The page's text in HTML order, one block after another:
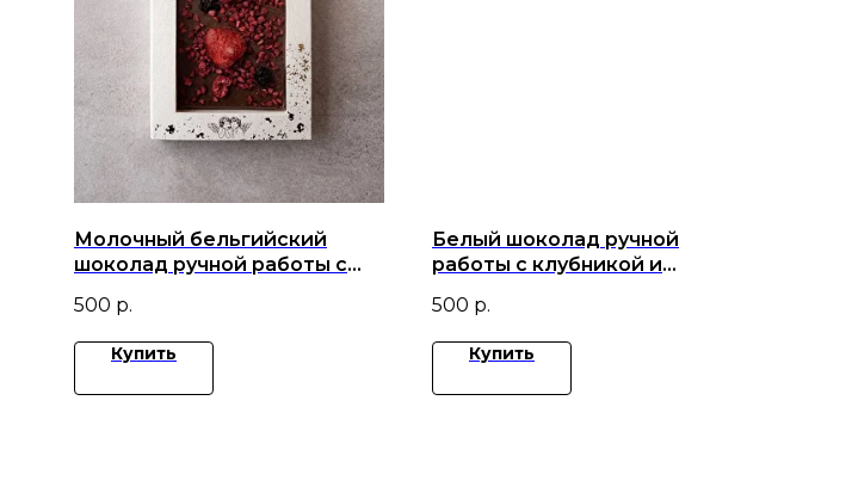
Молочный бельгийский
шоколад ручной работы с
черникой.
500 р.
Купить
Белый шоколад ручной
работы с клубникой и
500 р.
Купить